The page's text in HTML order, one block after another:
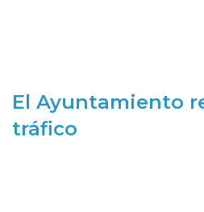
El Ayuntamiento
tráfico